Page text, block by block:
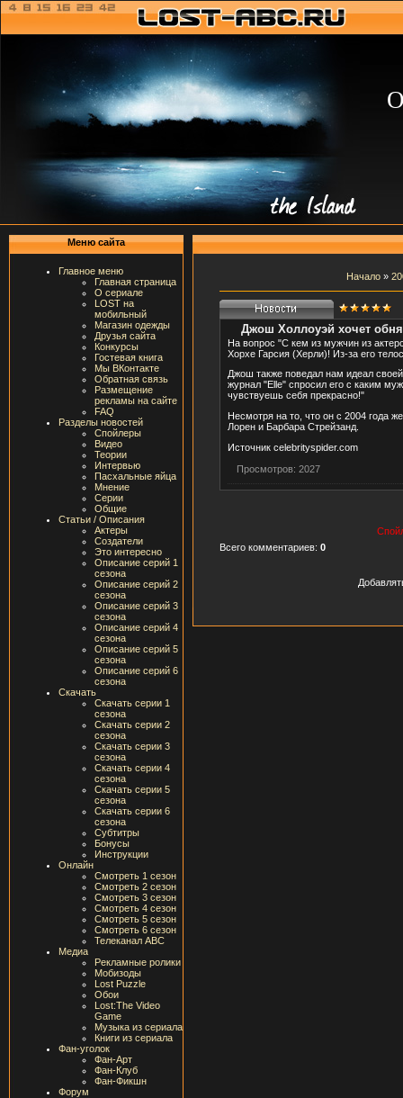
Меню сайта
Главное меню
Главная страница
О сериале
LOST на
мобильный
Магазин одежды
Друзья сайта
Конкурсы
Гостевая книга
Мы ВКонтакте
Обратная связь
Размещение
рекламы на сайте
FAQ
Разделы новостей
Спойлеры
Видео
Теории
Интервью
Пасхальные яйца
Мнение
Серии
Общие
Статьи / Описания
Актеры
Создатели
Это интересно
Описание серий 1
сезона
Описание серий 2
сезона
Описание серий 3
сезона
Описание серий 4
сезона
Описание серий 5
сезона
Описание серий 6
сезона
Скачать
Скачать серии 1
сезона
Скачать серии 2
сезона
Скачать серии 3
сезона
Скачать серии 4
сезона
Скачать серии 5
сезона
Скачать серии 6
сезона
Субтитры
Бонусы
Инструкции
Онлайн
Смотреть 1 сезон
Смотреть 2 сезон
Смотреть 3 сезон
Смотреть 4 сезон
Смотреть 5 сезон
Смотреть 6 сезон
Телеканал ABC
Медиа
Рекламные ролики
Мобизоды
Lost Puzzle
Обои
Lost:The Video
Game
Музыка из сериала
Книги из сериала
Фан-уголок
Фан-Арт
Фан-Клуб
Фан-Фикшн
Форум
Начало »
Джош Холлоуэй хочет
На вопрос "С кем из мужчин из
Хорхе Гарсия (Херли)! Из-за его
Джош также поведал нам идеал
журнал "Elle" спросил его с каким
чувствуешь себя прекрасно!"
Несмотря на то, что он с 2004 года
Лорен и Барбара Стрейзанд.
Источник celebrityspider.com
Просмотров: 2027
Всего комментариев: 0